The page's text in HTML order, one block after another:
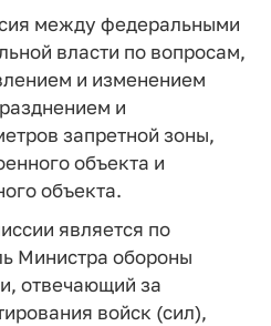
между федеральными
власти по вопросам,
и изменением
и
запретной зоны,
объекта и
объекта.
является по
Министра обороны
отвечающий за
войск (сил),